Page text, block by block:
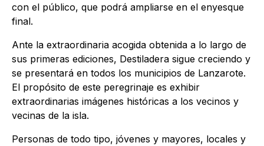
con el público, que podrá ampliarse en el enyesque
final.
Ante la extraordinaria acogida obtenida a lo largo de
sus primeras ediciones, Destiladera sigue creciendo y
se presentará en todos los municipios de Lanzarote.
El propósito de este peregrinaje es exhibir
extraordinarias imágenes históricas a los vecinos y
vecinas de la isla.
Personas de todo tipo, jóvenes y mayores, locales y